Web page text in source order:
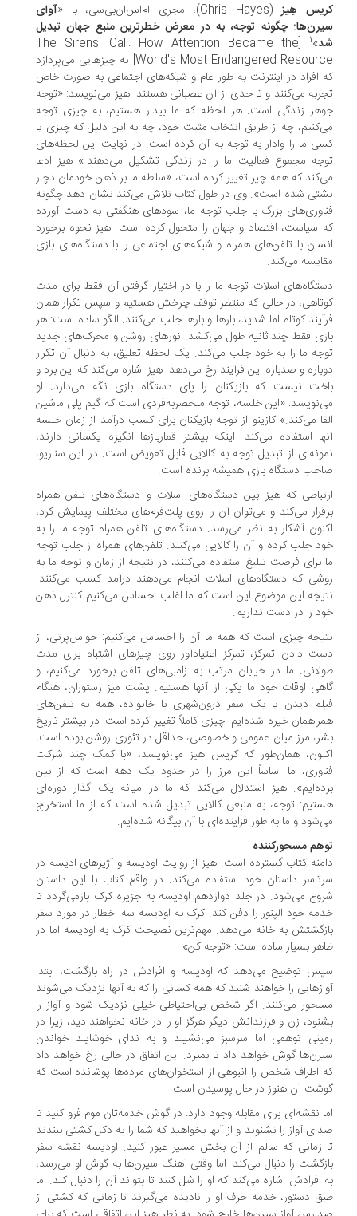
هِیز(Chris Hayes)، مجری ام‌اس‌ان‌بی‌سی، با «
آوای
چگونه توجه، به در معرض خطرترین منبع جهان تبدیل
[The Sirens' Call: How Attention Became the
World's Most Endangered Resource] به چیزهایی می‌پردازد
افراد در اینترنت به طور عام و شبکه‌های اجتماعی به صورت خاص
می‌کنند و تا حدی از آن عصبانی هستند. هیز می‌نویسد: «توجه
زندگی است. هر لحظه که ما بیدار هستیم، به چیزی توجه
چه از طریق انتخاب مثبت خود، چه به این دلیل که چیزی یا
ما را وادار به توجه به آن کرده است. در نهایت این لحظه‌های
مجموع فعالیت ما را در زندگی تشکیل می‌دهند.» هیز ادعا
که همه چیز تغییر کرده است، «سلطه ما بر ذهن خودمان دچار
شده است». وی در طول کتاب تلاش می‌کند نشان دهد چگونه
بزرگ با جلب توجه ما، سودهای هنگفتی به دست آورده
سیاست، اقتصاد و جهان را متحول کرده است. هیز نحوه برخورد
با تلفن‌های همراه و شبکه‌های اجتماعی را با دستگاه‌های بازی
می‌کند.
اسلات توجه ما را با در اختیار گرفتن آن فقط برای مدت
در حالی که منتظر توقف چرخش هستیم و سپس تکرار همان
کوتاه اما شدید، بارها و بارها جلب می‌کنند. الگو ساده است: هر
فقط چند ثانیه طول می‌کشد. نورهای روشن و محرک‌های جدید
ما را به خود جلب می‌کند. یک لحظه تعلیق، به دنبال آن تکرار
و صدباره این فرآیند رخ می‌دهد. هِیز اشاره می‌کند که این برد و
نیست که بازیکنان را پای دستگاه بازی نگه می‌دارد. او
«این خلسه، توجه منحصربه‌فردی است که گیم پلی ماشین
می‌کند.» کازینو از توجه بازیکنان برای کسب درآمد از زمان خلسه
استفاده می‌کند. اینکه بیشتر قماربازها انگیزه یکسانی دارند،
از تبدیل توجه به کالایی قابل تعویض است. در این سناریو،
دستگاه بازی همیشه برنده است.
که هیز بین دستگاه‌های اسلات و دستگاه‌های تلفن همراه
می‌کند و می‌توان آن را روی پلت‌فرم‌های مختلف پیمایش کرد،
آشکار به نظر می‌رسد. دستگاه‌های تلفن همراه توجه ما را به
جلب کرده و آن را کالایی می‌کنند. تلفن‌های همراه از جلب توجه
برای فرصت تبلیغ استفاده می‌کنند، در نتیجه از زمان و توجه ما به
که دستگاه‌های اسلات انجام می‌دهند درآمد کسب می‌کنند.
این موضوع این است که ما اغلب احساس می‌کنیم کنترل ذهن
را در دست نداریم.
چیزی است که همه ما آن را احساس می‌کنیم: حواس‌پرتی، از
دادن تمرکز، تمرکز اعتیادآور روی چیزهای اشتباه برای مدت
ما در خیابان مرتب به زامبی‌های تلفن برخورد می‌کنیم، و
اوقات خود ما یکی از آنها هستیم. پشت میز رستوران، هنگام
دیدن یا یک سفر درون‌شهری با خانواده، همه به تلفن‌های
خیره شده‌ایم. چیزی کاملاً تغییر کرده است: در بیشتر تاریخ
مرز میان عمومی و خصوصی، حداقل در تئوری روشن بوده است.
همان‌طور که کریس هیز می‌نویسد، «با کمک چند شرکت
ما اساساً این مرز را در حدود یک دهه است که از بین
هیز استدلال می‌کند که ما در میانه یک گذار دوره‌ای
توجه، به منبعی کالایی تبدیل شده است که از ما استخراج
و ما به طور فزاینده‌ای با آن بیگانه شده‌ایم.
مسحورکننده
کتاب گسترده است. هیز از روایت اودیسه و آژیرهای ادیسه در
داستان خود استفاده می‌کند. در واقع کتاب با این داستان
می‌شود. در جلد دوازدهم اودیسه به جزیره کرک بازمی‌گردد تا
خود الپنور را دفن کند. کرک به اودیسه سه اخطار در مورد سفر
به خانه می‌دهد. مهم‌ترین نصیحت کرک به اودیسه اما در
بسیار ساده است: «توجه کن».
توضیح می‌دهد که اودیسه و افرادش در راه بازگشت، ابتدا
را خواهند شنید که همه کسانی را که به آنها نزدیک می‌شوند
می‌کنند. اگر شخص بی‌احتیاطی خیلی نزدیک شود و آواز را
زن و فرزندانش دیگر هرگز او را در خانه نخواهند دید، زیرا در
توهمی اما سرسبز می‌نشیند و به ندای خوشایند خواندن
گوش خواهد داد تا بمیرد. این اتفاق در حالی رخ خواهد داد
اطراف شخص را انبوهی از استخوان‌های مرده‌ها پوشانده است که
آن هنوز در حال پوسیدن است.
نقشه‌ای برای مقابله وجود دارد: در گوش خدمه‌تان موم فرو کنید تا
آواز را نشنوند و از آنها بخواهید که شما را به دکل کشتی ببندند
زمانی که سالم از آن بخش مسیر عبور کنید. اودیسه نقشه سفر
را دنبال می‌کند. اما وقتی آهنگ سیرن‌ها به گوش او می‌رسد،
افرادش اشاره می‌کند که او را شل کنند تا بتواند آن را دنبال کند. اما
دستور، خدمه حرف او را نادیده می‌گیرند تا زمانی که کشتی از